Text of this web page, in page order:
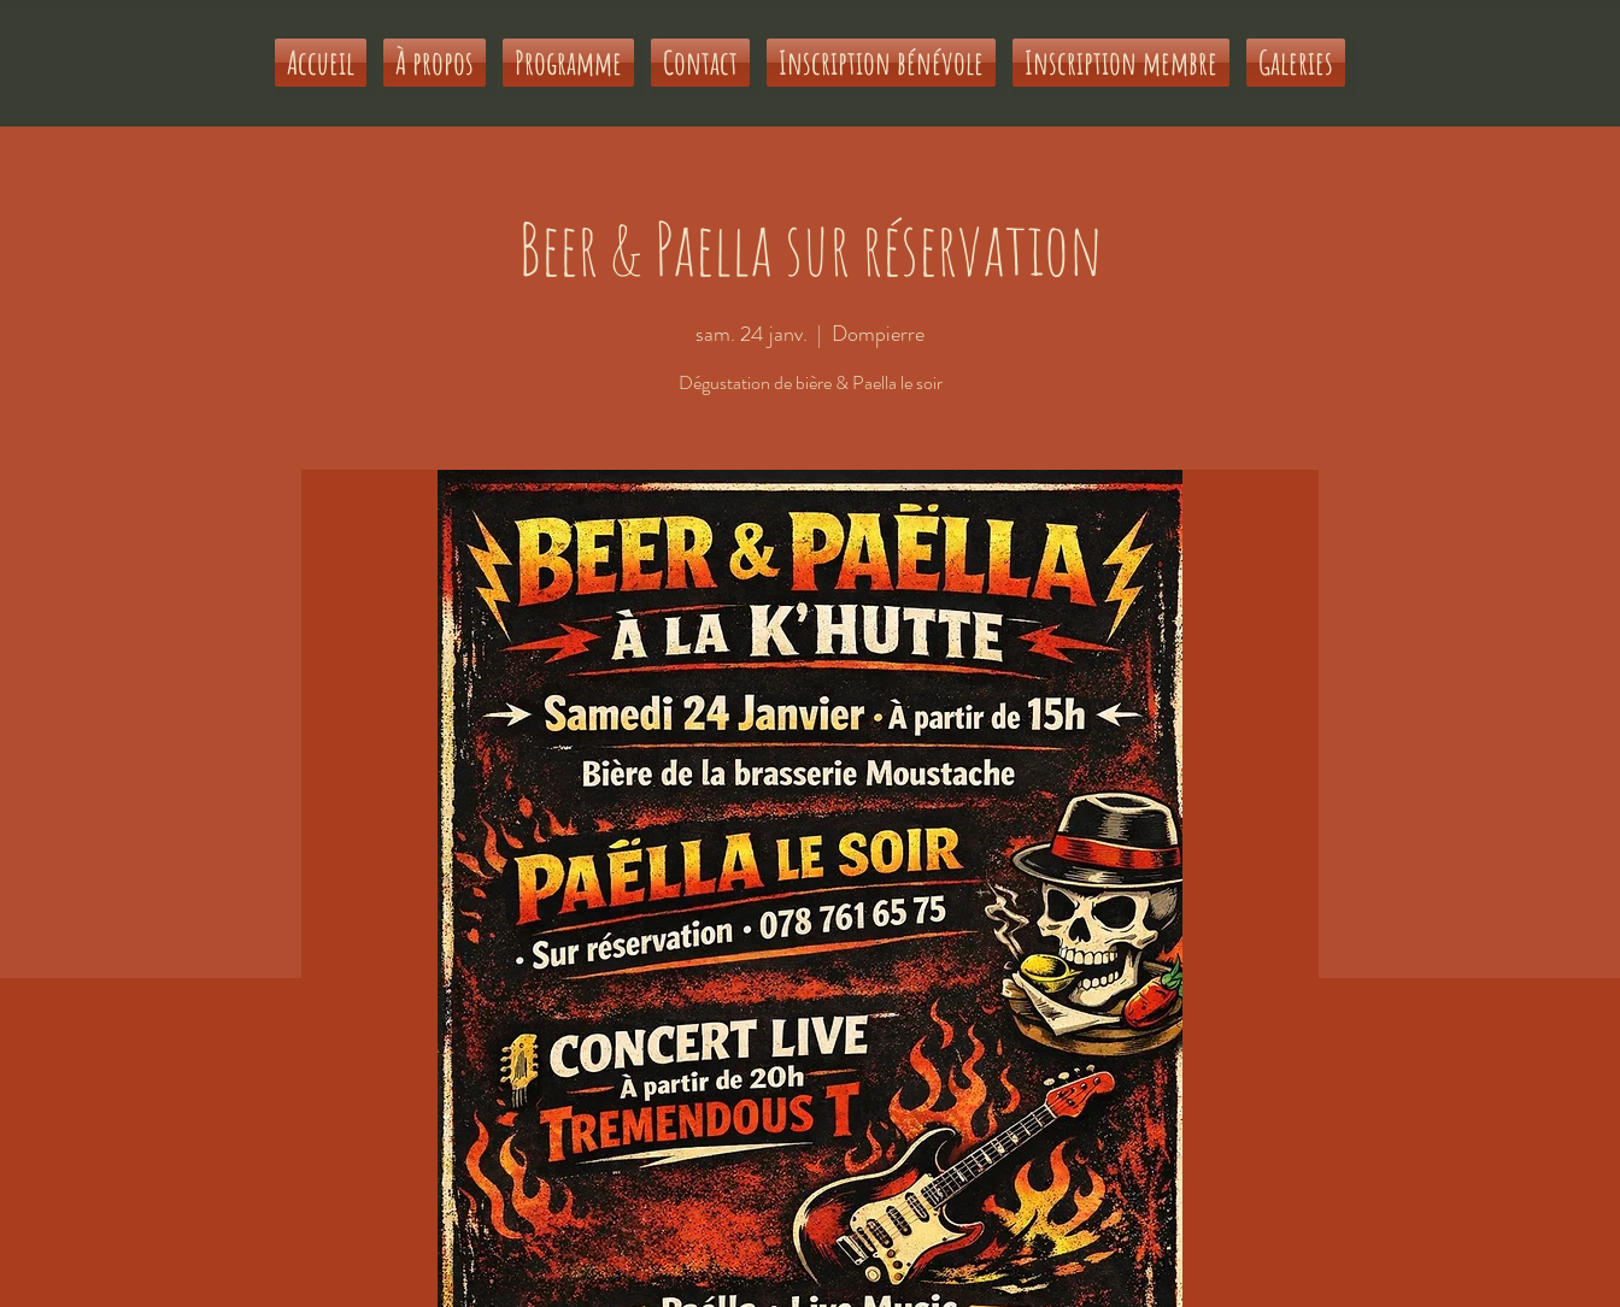
Accueil À propos Programme Contact Inscription bénévole Inscription membre Galeries
Beer & Paella sur réservation
sam. 24 janv.
  |
Dompierre
Dégustation de bière & Paella le soir